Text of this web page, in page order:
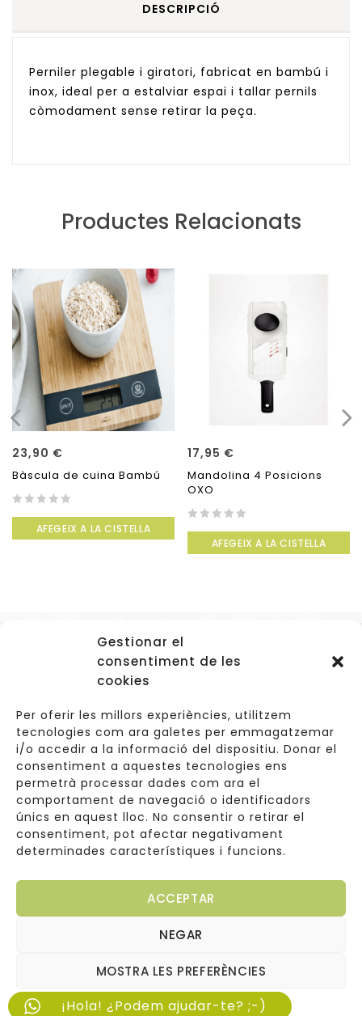
Gestionar el
consentiment de les
cookies
Per oferir les millors experiències, utilitzem
tecnologies com ara galetes per emmagatzemar
i/o accedir a la informació del dispositiu. Donar el
consentiment a aquestes tecnologies ens
permetrà processar dades com ara el
comportament de navegació o identificadors
únics en aquest lloc. No consentir o retirar el
consentiment, pot afectar negativament
determinades característiques i funcions.
ACCEPTAR
NEGAR
MOSTRA LES PREFERÈNCIES
Política de cookies
DESCRIPCIÓ
Perniler plegable i giratori, fabricat en bambú i
inox, ideal per a estalviar espai i tallar pernils
còmodament sense retirar la peça.
Productes Relacionats
23,90 €
Bàscula de cuina Bambú
of
AFEGEIX A LA CISTELLA
17,95 €
Mandolina 4 Posicions
OXO
of
AFEGEIX A LA CISTELLA
Carrer de Valldoreix 45, 08172 Sant Cugat del Vallès
933 157 807 | 691967537
info@cuinetes.shop
Arantxaengancha
¡Hola! ¿Podem ajudar-te? ;-)